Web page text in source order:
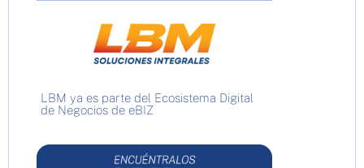
LBM ya es parte del Ecosistema Digital
de Negocios de eBIZ